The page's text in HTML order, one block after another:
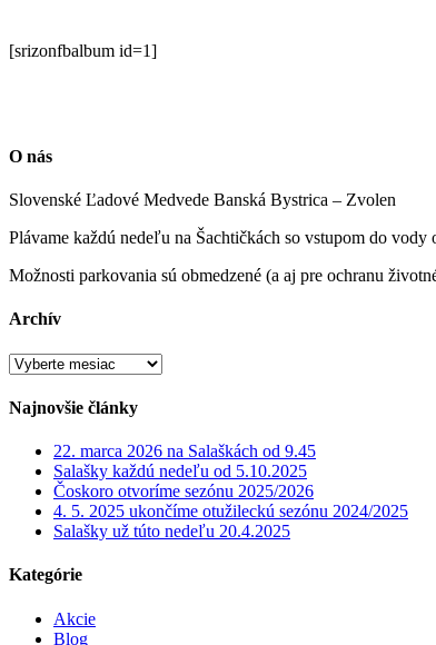
[srizonfbalbum id=1]
O nás
Slovenské Ľadové Medvede Banská Bystrica – Zvolen
Plávame každú nedeľu na Šachtičkách so vstupom do vody
Možnosti parkovania sú obmedzené (a aj pre ochranu
Archív
Archív
Najnovšie články
22. marca 2026 na Salaškách od 9.45
Salašky každú nedeľu od 5.10.2025
Čoskoro otvoríme sezónu 2025/2026
4. 5. 2025 ukončíme otužileckú sezónu 2024/2025
Salašky už túto nedeľu 20.4.2025
Kategórie
Akcie
Blog